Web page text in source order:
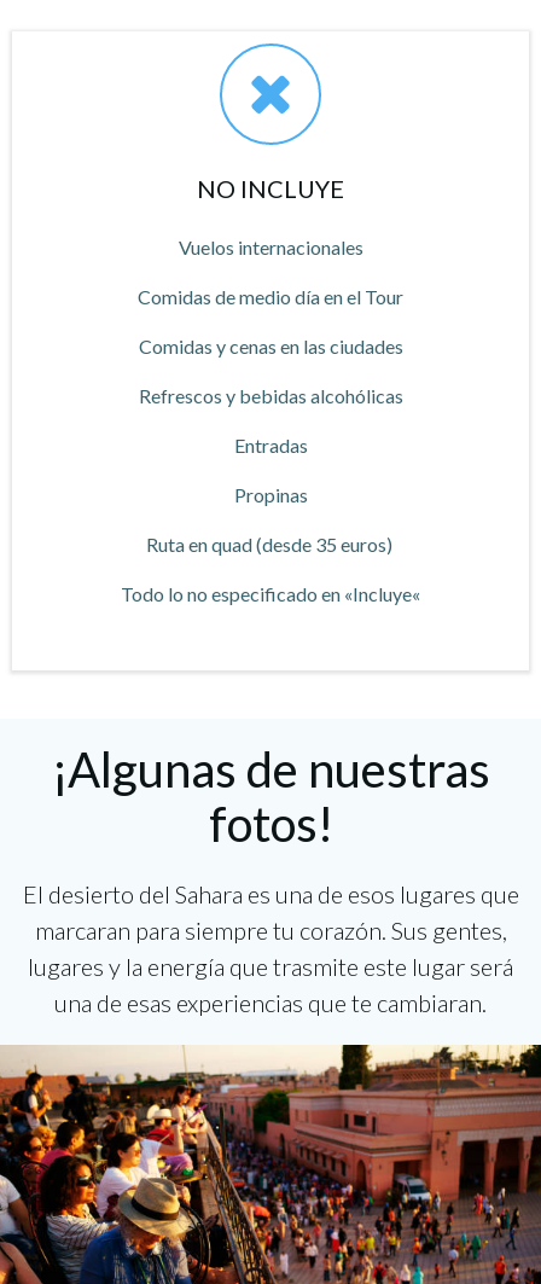
NO INCLUYE
Vuelos internacionales
Comidas de medio día en el Tour
Comidas y cenas en las ciudades
Refrescos y bebidas alcohólicas
Entradas
Propinas
Ruta en quad (desde 35 euros)
Todo lo no especificado en «Incluye«
¡Algunas de nuestras
fotos!
El desierto del Sahara es una de esos lugares que
marcaran para siempre tu corazón. Sus gentes,
lugares y la energía que trasmite este lugar será
una de esas experiencias que te cambiaran.